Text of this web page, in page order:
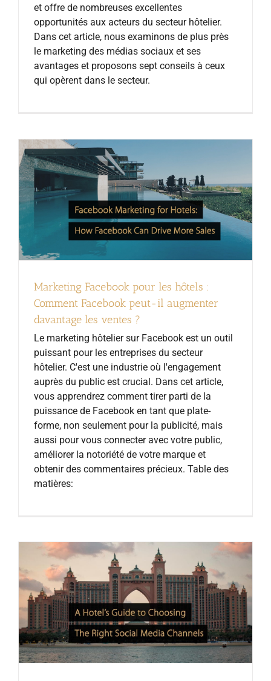
et offre de nombreuses excellentes
opportunités aux acteurs du secteur hôtelier.
Dans cet article, nous examinons de plus près
le marketing des médias sociaux et ses
avantages et proposons sept conseils à ceux
qui opèrent dans le secteur.
Marketing Facebook pour les hôtels :
Comment Facebook peut-il augmenter
davantage les ventes ?
Le marketing hôtelier sur Facebook est un outil
puissant pour les entreprises du secteur
hôtelier. C'est une industrie où l'engagement
auprès du public est crucial. Dans cet article,
vous apprendrez comment tirer parti de la
puissance de Facebook en tant que plate-
forme, non seulement pour la publicité, mais
aussi pour vous connecter avec votre public,
améliorer la notoriété de votre marque et
obtenir des commentaires précieux. Table des
matières: